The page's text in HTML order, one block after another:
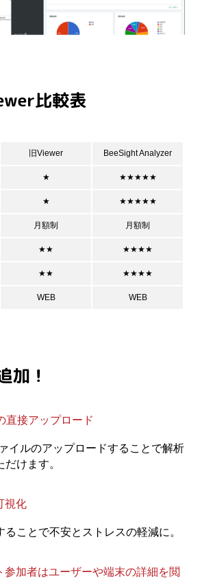
比較表
旧Viewer BeeSight Analyzer
★ ★★★★★
★ ★★★★★
月額制 月額制
★★ ★★★★
★★ ★★★★
WEB WEB
加！
直接アップロード
イルのアップロードすることで解析
けます。
視化
ことで不安とストレスの軽減に。
参加者はユーザーや端末の詳細を閲